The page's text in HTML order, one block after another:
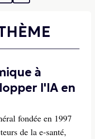
à
l'IA en
fondée en 1997
de la e-santé,